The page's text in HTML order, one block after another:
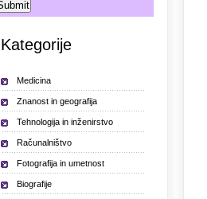
Kategorije
Medicina
Znanost in geografija
Tehnologija in inženirstvo
Računalništvo
Fotografija in umetnost
Biografije